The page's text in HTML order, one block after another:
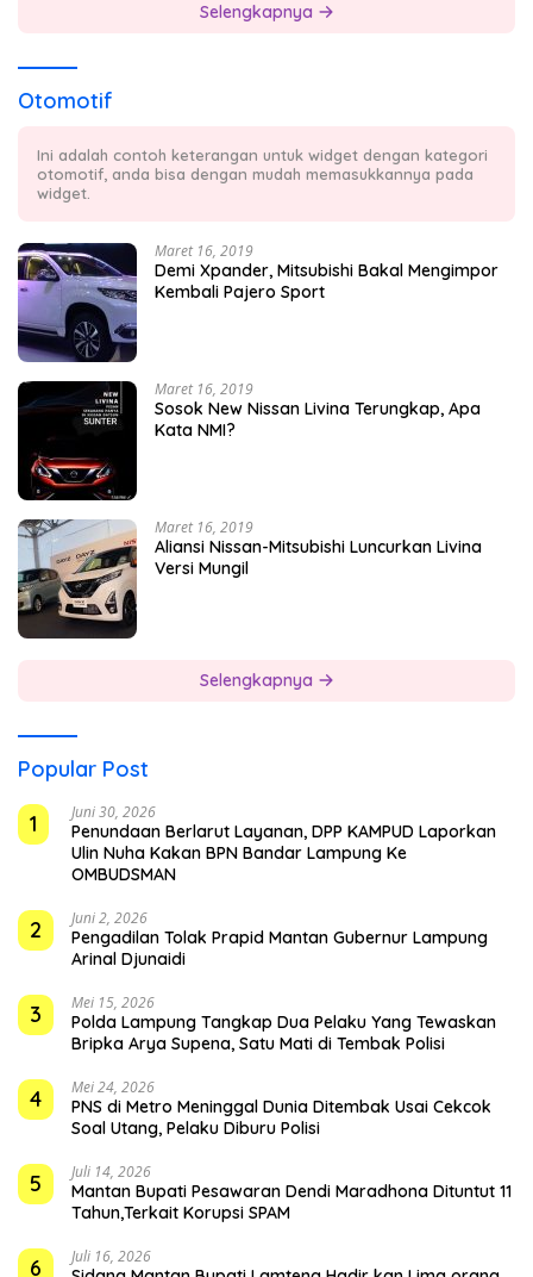
Selengkapnya
Otomotif
Ini adalah contoh keterangan untuk widget dengan kategori
otomotif, anda bisa dengan mudah memasukkannya pada
widget.
Maret 16, 2019
Demi Xpander, Mitsubishi Bakal Mengimpor
Kembali Pajero Sport
Maret 16, 2019
Sosok New Nissan Livina Terungkap, Apa
Kata NMI?
Maret 16, 2019
Aliansi Nissan-Mitsubishi Luncurkan Livina
Versi Mungil
Selengkapnya
Popular Post
1
Juni 30, 2026
Penundaan Berlarut Layanan, DPP KAMPUD Laporkan
Ulin Nuha Kakan BPN Bandar Lampung Ke
OMBUDSMAN
2 Juni 2, 2026
Pengadilan Tolak Prapid Mantan Gubernur Lampung
Arinal Djunaidi
3 Mei 15, 2026
Polda Lampung Tangkap Dua Pelaku Yang Tewaskan
Bripka Arya Supena, Satu Mati di Tembak Polisi
4 Mei 24, 2026
PNS di Metro Meninggal Dunia Ditembak Usai Cekcok
Soal Utang, Pelaku Diburu Polisi
5 Juli 14, 2026
Mantan Bupati Pesawaran Dendi Maradhona Dituntut 11
Tahun,Terkait Korupsi SPAM
6 Juli 16, 2026